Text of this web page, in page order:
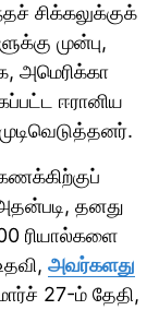
சிக்கலுக்குக்
முன்பு,
அமெரிக்கா
ஈரானிய
தனது
ரியால்களை
அவர்களது
27-ம் தேதி,